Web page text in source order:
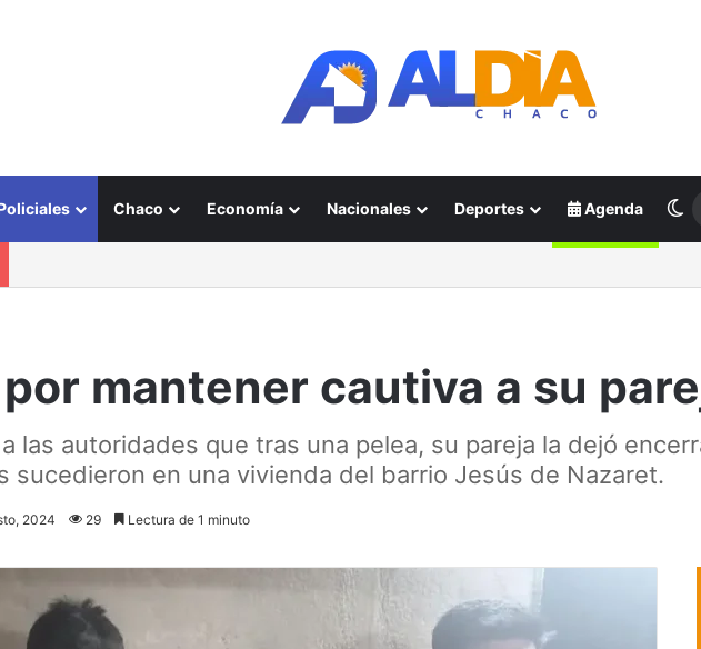
Chaco Economía Nacionales Deportes Agenda
mantener cautiva a su
las autoridades que tras una pelea, su pareja la dejó
sucedieron en una vivienda del barrio Jesús de Nazaret.
2024 29 Lectura de 1 minuto